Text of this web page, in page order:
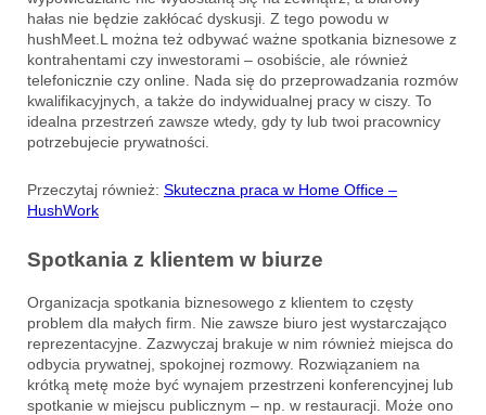
hałas nie będzie zakłócać dyskusji. Z tego powodu w
hushMeet.L można też odbywać ważne spotkania biznesowe z
kontrahentami czy inwestorami – osobiście, ale również
telefonicznie czy online. Nada się do przeprowadzania rozmów
kwalifikacyjnych, a także do indywidualnej pracy w ciszy. To
idealna przestrzeń zawsze wtedy, gdy ty lub twoi pracownicy
potrzebujecie prywatności.
Przeczytaj również: Skuteczna praca w Home Office –
HushWork
Spotkania z klientem w biurze
Organizacja spotkania biznesowego z klientem to częsty
problem dla małych firm. Nie zawsze biuro jest wystarczająco
reprezentacyjne. Zazwyczaj brakuje w nim również miejsca do
odbycia prywatnej, spokojnej rozmowy. Rozwiązaniem na
krótką metę może być wynajem przestrzeni konferencyjnej lub
spotkanie w miejscu publicznym – np. w restauracji. Może ono